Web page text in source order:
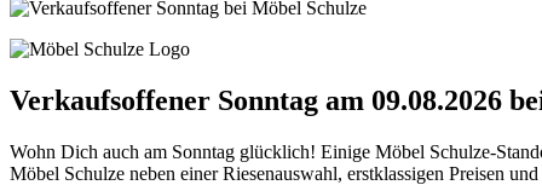
Verkaufsoffener Sonntag am 09.08.2026
Wohn Dich auch am Sonntag glücklich! Einige Möbel Schulze-
Möbel Schulze neben einer Riesenauswahl, erstklassigen Preisen